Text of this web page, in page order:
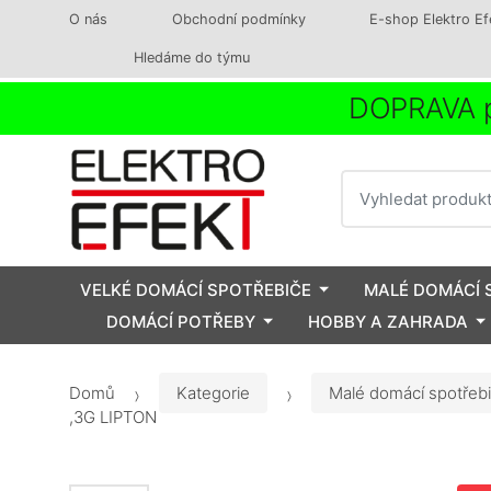
O nás Obchodní podmínky E-shop Elektro
Hledáme do týmu
VELKÉ DOMÁCÍ SPOTŘEBIČE
MALÉ DOMÁCÍ
DOMÁCÍ POTŘEBY
HOBBY A ZAHRADA
Domů Kategorie
Malé domácí
,3G LIPTON